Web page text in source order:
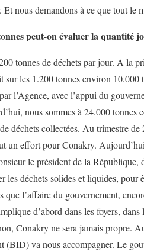
Et nous demandons à ce que tout le
peut-on évaluer la quantité
tonnes de déchets par jour. A la
les 1.200 tonnes environ
l’Agence, avec l’appui du
nous sommes à 24.000
déchets collectées. Au trimestre
un effort pour Conakry.
le président de la République,
les déchets solides et liquides,
que l’affaire du gouvernement,
d’abord dans les foyers,
Conakry ne sera jamais propre.
(BID) va nous accompagner. Le